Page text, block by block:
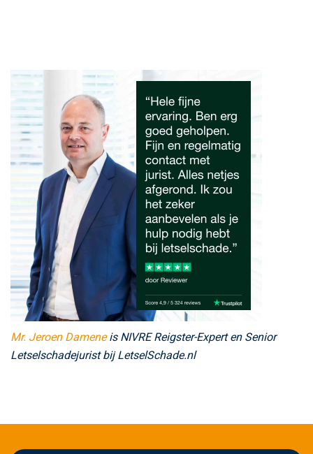
Mr. Jeroen Dameneis NIVRE Reigster-Expert en Senior
Letselschadejuristbij LetselSchade.nl